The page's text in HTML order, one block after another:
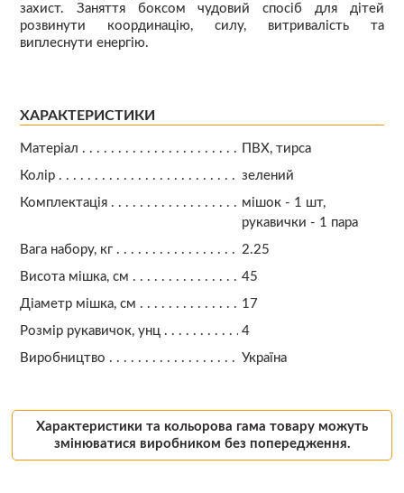
захист. Заняття боксом чудовий спосіб для дітей
розвинути координацію, силу, витривалість та
виплеснути енергію.
ХАРАКТЕРИСТИКИ
Матеріал
ПВХ, тирса
Колір
зелений
Комплектація
мішок - 1 шт,
рукавички - 1 пара
Вага набору, кг
2.25
Висота мішка, см
45
Діаметр мішка, см
17
Розмір рукавичок, унц
4
Виробництво
Україна
Характеристики та кольорова гама товару можуть
змінюватися виробником без попередження.